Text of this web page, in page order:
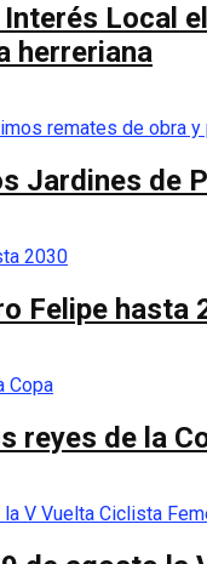
Local
herreriana
Jardines
Felipe hasta
reyes de la